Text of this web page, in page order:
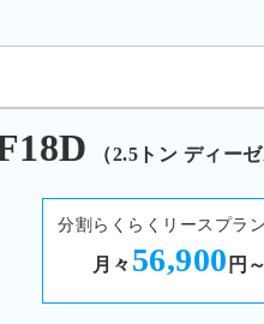
（2.5トン ディーゼ
分割らくらくリースプラ
月々 56,900 円～